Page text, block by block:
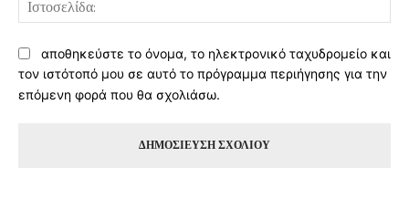
αποθηκεύστε το όνομα, το ηλεκτρονικό ταχυδρομείο και
τον ιστότοπό μου σε αυτό το πρόγραμμα περιήγησης για την
επόμενη φορά που θα σχολιάσω.